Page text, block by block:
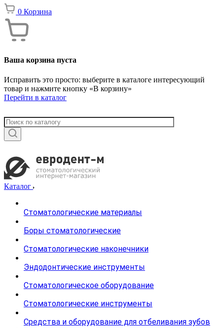
0 Корзина
Ваша корзина пуста
Исправить это просто: выберите в каталоге интересующий
товар и нажмите кнопку «В корзину»
Перейти в каталог
Каталог
Стоматологические материалы
Боры стоматологические
Стоматологические наконечники
Эндодонтические инструменты
Стоматологическое оборудование
Стоматологические инструменты
Средства и оборудование для отбеливания зубов